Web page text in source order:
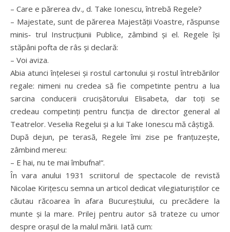
– Care e părerea dv., d. Take Ionescu, întrebă Regele?
– Majestate, sunt de părerea Majestății Voastre, răspunse
minis‑ trul Instrucțiunii Publice, zâmbind și el. Regele își
stăpâni pofta de râs și declară:
– Voi aviza.
Abia atunci înțelesei și rostul cartonului și rostul întrebărilor
regale: nimeni nu credea să fie competinte pentru a lua
sarcina conducerii crucișătorului Elisabeta, dar toți se
credeau competinți pentru funcția de director general al
Teatrelor. Veselia Regelui și a lui Take Ionescu mă câștigă.
După dejun, pe terasă, Regele îmi zise pe franțuzește,
zâmbind mereu:
– E hai, nu te mai îmbufna!“.
În vara anului 1931 scriitorul de spectacole de revistă
Nicolae Kirițescu semna un articol dedicat vilegiaturiștilor ce
căutau răcoarea în afara Bucureștiului, cu precădere la
munte și la mare. Prilej pentru autor să trateze cu umor
despre orașul de la malul mării. Iată cum: